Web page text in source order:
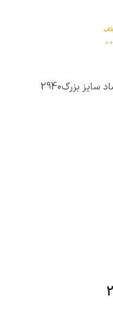
بزرگ2940